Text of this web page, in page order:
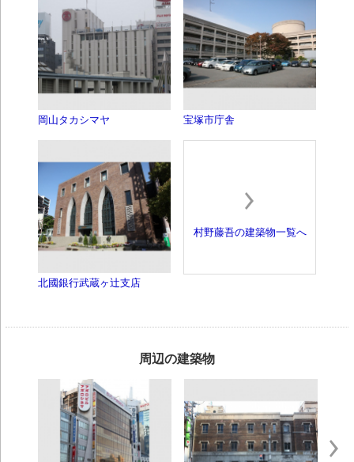
岡山タカシマヤ 宝塚市庁舎
北國銀行武蔵ヶ辻支店
村野藤吾の建築物一覧へ
周辺の建築物